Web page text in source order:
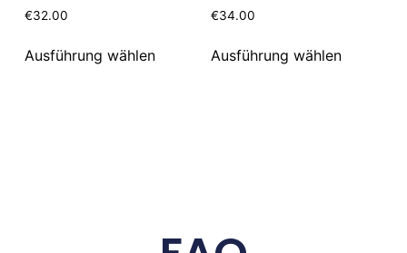
€32.00
Ausführung wählen
€34.00
Ausführung wählen